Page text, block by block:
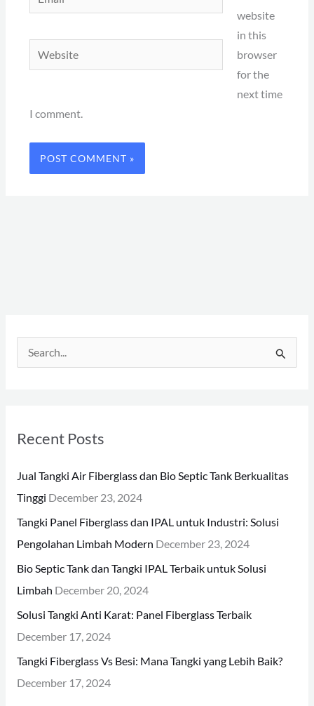
Website
website
in this
browser
for the
next time
I comment.
c
r
:
Recent Posts
Jual Tangki Air Fiberglass dan Bio Septic Tank Berkualitas
Tinggi December 23, 2024
Tangki Panel Fiberglass dan IPAL untuk Industri: Solusi
Pengolahan Limbah Modern December 23, 2024
Bio Septic Tank dan Tangki IPAL Terbaik untuk Solusi
Limbah December 20, 2024
Solusi Tangki Anti Karat: Panel Fiberglass Terbaik
December 17, 2024
Tangki Fiberglass Vs Besi: Mana Tangki yang Lebih Baik?
December 17, 2024